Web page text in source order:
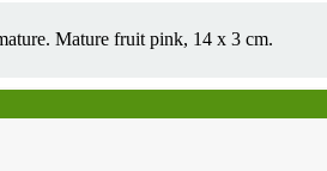
Mature fruit pink, 14 x 3 cm.